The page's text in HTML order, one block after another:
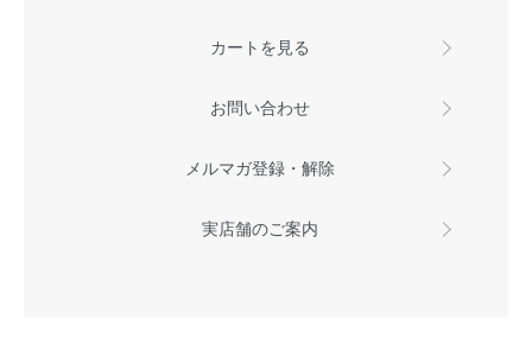
カートを見る
お問い合わせ
メルマガ登録・解除
実店舗のご案内